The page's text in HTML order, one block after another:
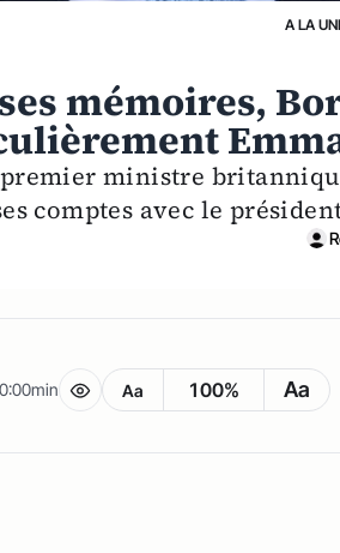
A LA
mémoires,
ministre
comptes avec le
0:00min Aa 100% Aa